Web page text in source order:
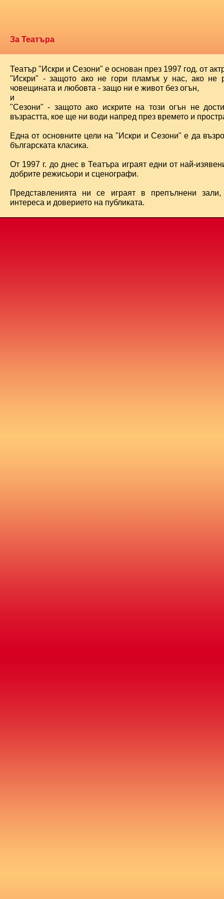
За Театъра
Театър "Искри и Сезони" е основан през 1997 год. от
"Искри" - защото ако не гори пламък у нас, ако не
човещината и любовта - защо ни е живот без огън,
и
"Сезони" - защото ако искрите на този огън не
възрастта, кое ще ни води напред през времето и
Една от основните цели на "Искри и Сезони" е да
българската класика.
От 1997 г. до днес в Театъра играят едни от най-
добрите режисьори и сценографи.
Представленията ни се играят в препълнени
интереса и доверието на публиката.